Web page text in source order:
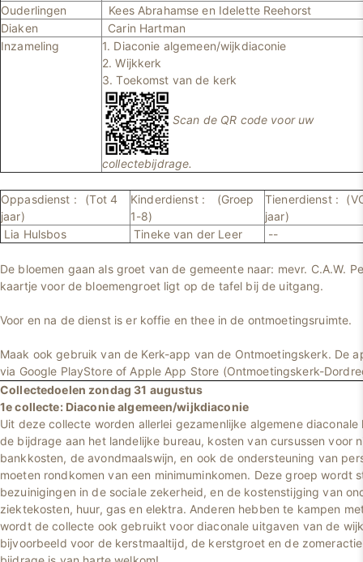
Ouderlingen
Kees Abrahamse en Idelette Reehorst
Diaken
Carin Hartman
Inzameling
1. Diaconie algemeen/wijkdiaconie
2. Wijkkerk
3. Toekomst van de kerk
Scan de QR code voor uw
collectebijdrage.
Oppasdienst :
(Tot 4
jaar)
Kinderdienst :
(Groep
1-8)
Tienerdienst :
jaar)
Lia Hulsbos
Tineke van der Leer --
De bloemen gaan als groet van de gemeente naar: mevr. C.A.W.
kaartje voor de bloemengroet ligt op de tafel bij de uitgang.
Voor en na de dienst is er koffie en thee in de ontmoetingsruimte.
Maak ook gebruik van de Kerk-app van de Ontmoetingskerk. De
via Google PlayStore of Apple App Store (Ontmoetingskerk-
Collectedoelen zondag 31 augustus
1e collecte: Diaconie algemeen/wijkdiaconie
Uit deze collecte worden allerlei gezamenlijke algemene
de bijdrage aan het landelijke bureau, kosten van cursussen voor
bankkosten, de avondmaalswijn, en ook de ondersteuning van
moeten rondkomen van een minimuminkomen. Deze groep wordt
bezuinigingen in de sociale zekerheid, en de kostenstijging van
ziektekosten, huur, gas en elektra. Anderen hebben te kampen
wordt de collecte ook gebruikt voor diaconale uitgaven van de
bijvoorbeeld voor de kerstmaaltijd, de kerstgroet en de